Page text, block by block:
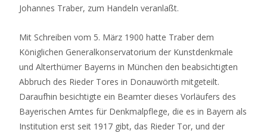
Johannes Traber, zum Handeln veranlaßt.
Mit Schreiben vom 5. März 1900 hatte Traber dem
Königlichen Generalkonservatorium der Kunstdenkmale
und Alterthümer Bayerns in München den beabsichtigten
Abbruch des Rieder Tores in Donauwörth mitgeteilt.
Daraufhin besichtigte ein Beamter dieses Vorläufers des
Bayerischen Amtes für Denkmalpflege, die es in Bayern als
Institution erst seit 1917 gibt, das Rieder Tor, und der